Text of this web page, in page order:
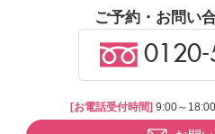
ご予約・お問い
[お電話受付時間] 9:00～